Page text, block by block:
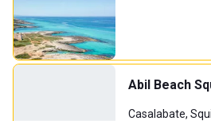
Abil Beach
Casalabate,